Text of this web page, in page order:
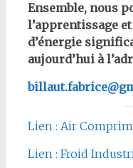
Ensemble, nous
l’apprentissage
d’énergie
aujourd’hui à
Lien : Air
Lien : Froid